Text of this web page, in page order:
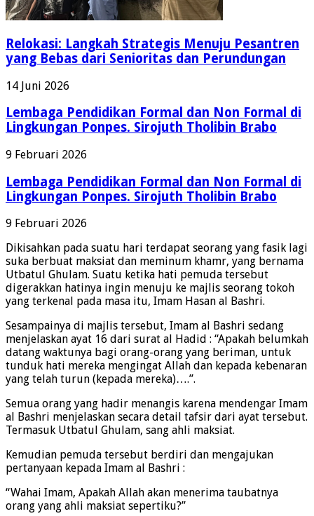
Relokasi: Langkah Strategis Menuju Pesantren
yang Bebas dari Senioritas dan Perundungan
14 Juni 2026
Lembaga Pendidikan Formal dan Non Formal di
Lingkungan Ponpes. Sirojuth Tholibin Brabo
9 Februari 2026
Lembaga Pendidikan Formal dan Non Formal di
Lingkungan Ponpes. Sirojuth Tholibin Brabo
9 Februari 2026
Dikisahkan pada suatu hari terdapat seorang yang fasik lagi
suka berbuat maksiat dan meminum khamr, yang bernama
Utbatul Ghulam. Suatu ketika hati pemuda tersebut
digerakkan hatinya ingin menuju ke majlis seorang tokoh
yang terkenal pada masa itu, Imam Hasan al Bashri.
Sesampainya di majlis tersebut, Imam al Bashri sedang
menjelaskan ayat 16 dari surat al Hadid : “Apakah belumkah
datang waktunya bagi orang-orang yang beriman, untuk
tunduk hati mereka mengingat Allah dan kepada kebenaran
yang telah turun (kepada mereka)….”.
Semua orang yang hadir menangis karena mendengar Imam
al Bashri menjelaskan secara detail tafsir dari ayat tersebut.
Termasuk Utbatul Ghulam, sang ahli maksiat.
Kemudian pemuda tersebut berdiri dan mengajukan
pertanyaan kepada Imam al Bashri :
“Wahai Imam, Apakah Allah akan menerima taubatnya
orang yang ahli maksiat sepertiku?”